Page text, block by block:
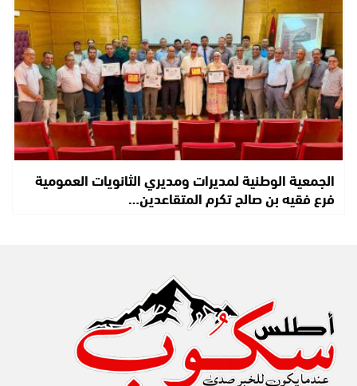
الجمعية الوطنية لمديرات ومديري الثانويات العمومية
فرع فقيه بن صالح تكرم المتقاعدين…